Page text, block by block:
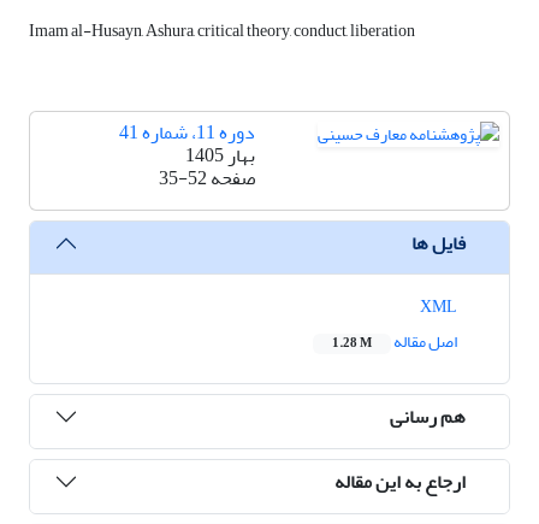
Imam al-Husayn, Ashura, critical theory, conduct, liberation
دوره 11، شماره 41
بهار 1405
صفحه35-52
فایل ها
اصل مقاله
1.28 M
هم رسانی
ارجاع به این مقاله